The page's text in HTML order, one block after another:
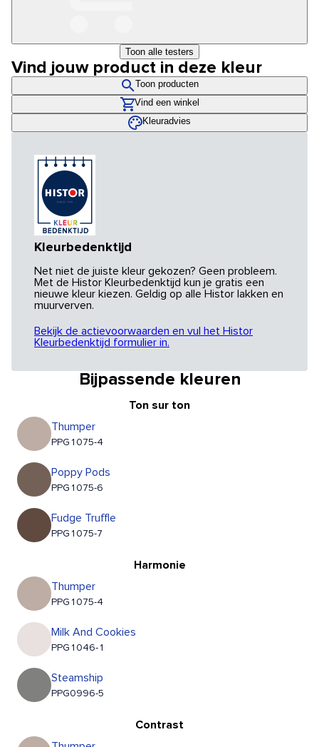
Toon alle testers
Vind jouw product in deze kleur
Toon producten
Vind een winkel
Kleuradvies
Kleurbedenktijd
Net niet de juiste kleur gekozen? Geen probleem.
Met de Histor Kleurbedenktijd kun je gratis een
nieuwe kleur kiezen. Geldig op alle Histor lakken en
muurverven.
Bekijk de actievoorwaarden en vul het Histor
Kleurbedenktijd formulier in.
Bijpassende kleuren
Ton sur ton
Thumper
PPG1075-4
Poppy Pods
PPG1075-6
Fudge Truffle
PPG1075-7
Harmonie
Thumper
PPG1075-4
Milk And Cookies
PPG1046-1
Steamship
PPG0996-5
Contrast